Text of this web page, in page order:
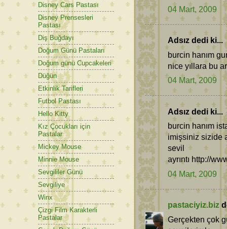
04 Mart, 2009
Adsız dedi ki...
burcin hanım
nice yıllara bu
04 Mart, 2009
Adsız dedi ki...
burcin hanım
imişsiniz sizide
sevil
ayrıntı http://
04 Mart, 2009
pastaciyiz.biz
Gerçekten çok
Disney Cars Pastası
Disney Prensesleri
Pastası
Diş Buğdayı
Doğum Günü Pastaları
Doğum günü Cupcakeleri
Düğün
Etkinlik Tarifleri
Futbol Pastası
Hello Kitty
Kız Çocukları için
Pastalar
Mickey Mouse
Minnie Mouse
Sevgililer Günü
Sevgiliye
Winx
Çizgi Film Karakterli
Pastalar